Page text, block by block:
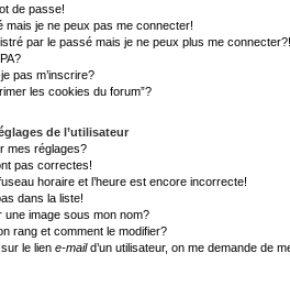
de passe!
mais je ne peux pas me connecter!
par le passé mais je ne peux plus me connecter?!
pas m’inscrire?
les cookies du forum”?
de l’utilisateur
mes réglages?
pas correctes!
horaire et l’heure est encore incorrecte!
dans la liste!
une image sous mon nom?
rang et comment le modifier?
le lien e-maild’un utilisateur, on me demande de